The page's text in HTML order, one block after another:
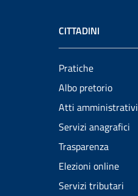
CITTADINI
Pratiche
Albo pretorio
Atti amministrativi
Servizi anagrafici
Trasparenza
Elezioni online
Servizi tributari